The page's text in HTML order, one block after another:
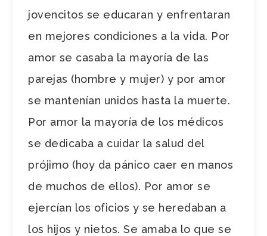
jovencitos se educaran y enfrentaran
en mejores condiciones a la vida. Por
amor se casaba la mayoría de las
parejas (hombre y mujer) y por amor
se mantenían unidos hasta la muerte.
Por amor la mayoría de los médicos
se dedicaba a cuidar la salud del
prójimo (hoy da pánico caer en manos
de muchos de ellos). Por amor se
ejercían los oficios y se heredaban a
los hijos y nietos. Se amaba lo que se